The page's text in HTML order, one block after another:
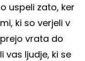
uspeli zato, ker
ki so verjeli v
vrata do
vas ljudje, ki se